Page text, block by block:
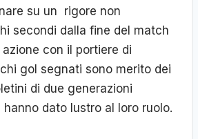
su un rigore non
secondi dalla fine del match
con il portiere di
gol segnati sono merito dei
di due generazioni
dato lustro al loro ruolo.